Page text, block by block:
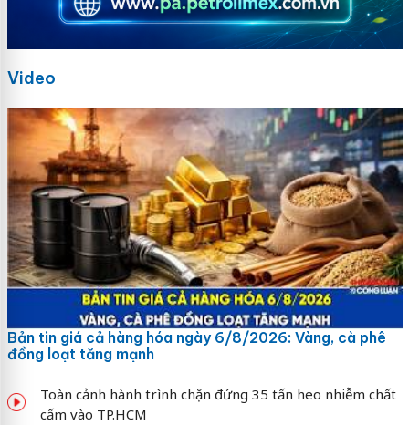
Video
Bản tin giá cả hàng hóa ngày 6/8/2026: Vàng, cà phê
đồng loạt tăng mạnh
Toàn cảnh hành trình chặn đứng 35 tấn heo nhiễm chất
cấm vào TP.HCM